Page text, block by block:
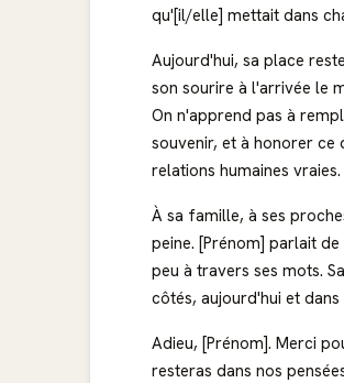
qu'[il/elle] mettait dans
Aujourd'hui, sa place
son sourire à l'arrivée le
On n'apprend pas à
souvenir, et à honorer ce
relations humaines vraies.
À sa famille, à ses
peine. [Prénom] parlait
peu à travers ses mots.
côtés, aujourd'hui et
Adieu, [Prénom]. Merci
resteras dans nos